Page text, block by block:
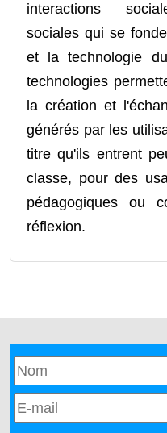
interactions
sociales qui se
et la technologie
technologies
la création et
générés par les
titre qu'ils entrent
classe, pour des
pédagogiques ou
réflexion.